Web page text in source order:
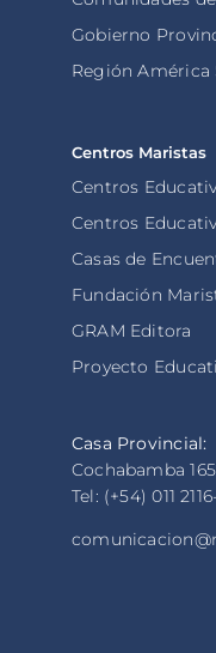
Gobierno
Región América
Centros Maristas
Centros
Centros
Casas de
Fundación
GRAM Editora
Proyecto
Casa Provincial:
Cochabamba
Tel: (+54) 011